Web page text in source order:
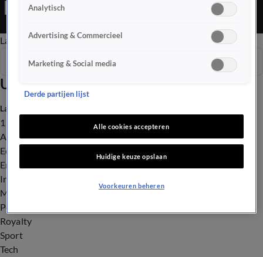
Late EditieOchtend EditieVroege Editie
Uitzendingen
Seizoen 2016
Laatste nieuws
112
Advies & Tips
Economie
Entertainment
Infrastructuur
Milieu en Gezondheid
Politiek
Royalty
Sport
Tech
Analytisch
Advertising & Commercieel
Marketing & Social media
Derde partijen lijst
Alle cookies accepteren
Huidige keuze opslaan
Voorkeuren beheren